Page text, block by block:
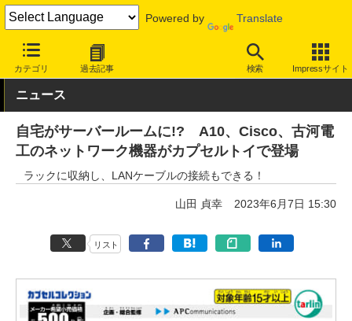
Powered by Translate
カテゴリ 過去記事 検索 Impressサイト
INTERNET Watch ハードウェア
ニュース
自宅がサーバールームに!? A10、Cisco、古河電
工のネットワーク機器がカプセルトイで登場
ラックに収納し、LANケーブルの接続もできる！
山田 貞幸 2023年6月7日 15:30
リスト